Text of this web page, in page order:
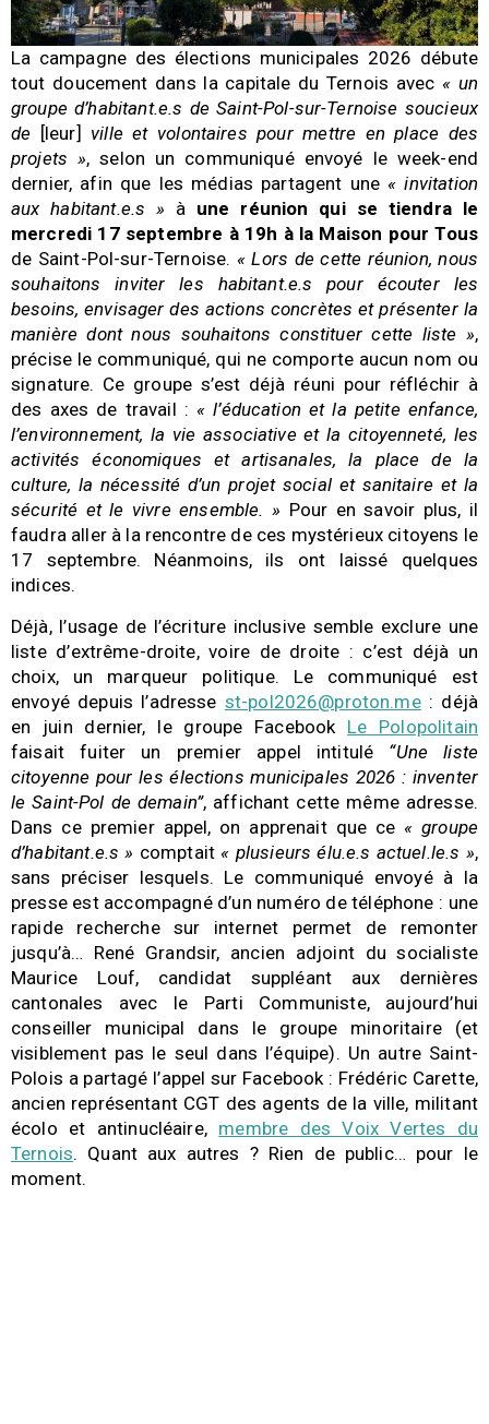
La campagne des élections municipales 2026 débute
tout doucement dans la capitale du Ternois avec « un
groupe d’habitant.e.s de Saint-Pol-sur-Ternoise soucieux
de [leur] ville et volontaires pour mettre en place des
projets », selon un communiqué envoyé le week-end
dernier, afin que les médias partagent une « invitation
aux habitant.e.s » à une réunion qui se tiendra le
mercredi 17 septembre à 19h à la Maison pour Tous
de Saint-Pol-sur-Ternoise. « Lors de cette réunion, nous
souhaitons inviter les habitant.e.s pour écouter les
besoins, envisager des actions concrètes et présenter la
manière dont nous souhaitons constituer cette liste »,
précise le communiqué, qui ne comporte aucun nom ou
signature. Ce groupe s’est déjà réuni pour réfléchir à
des axes de travail : « l’éducation et la petite enfance,
l’environnement, la vie associative et la citoyenneté, les
activités économiques et artisanales, la place de la
culture, la nécessité d’un projet social et sanitaire et la
sécurité et le vivre ensemble. » Pour en savoir plus, il
faudra aller à la rencontre de ces mystérieux citoyens le
17 septembre. Néanmoins, ils ont laissé quelques
indices.
Déjà, l’usage de l’écriture inclusive semble exclure une
liste d’extrême-droite, voire de droite : c’est déjà un
choix, un marqueur politique. Le communiqué est
envoyé depuis l’adresse st-pol2026@proton.me: déjà
en juin dernier, le groupe Facebook Le Polopolitain
faisait fuiter un premier appel intitulé “Une liste
citoyenne pour les élections municipales 2026 : inventer
le Saint-Pol de demain”, affichant cette même adresse.
Dans ce premier appel, on apprenait que ce « groupe
d’habitant.e.s » comptait « plusieurs élu.e.s actuel.le.s »,
sans préciser lesquels. Le communiqué envoyé à la
presse est accompagné d’un numéro de téléphone : une
rapide recherche sur internet permet de remonter
jusqu’à… René Grandsir, ancien adjoint du socialiste
Maurice Louf, candidat suppléant aux dernières
cantonales avec le Parti Communiste, aujourd’hui
conseiller municipal dans le groupe minoritaire (et
visiblement pas le seul dans l’équipe). Un autre Saint-
Polois a partagé l’appel sur Facebook : Frédéric Carette,
ancien représentant CGT des agents de la ville, militant
écolo et antinucléaire, membre des Voix Vertes du
Ternois. Quant aux autres ? Rien de public… pour le
moment.